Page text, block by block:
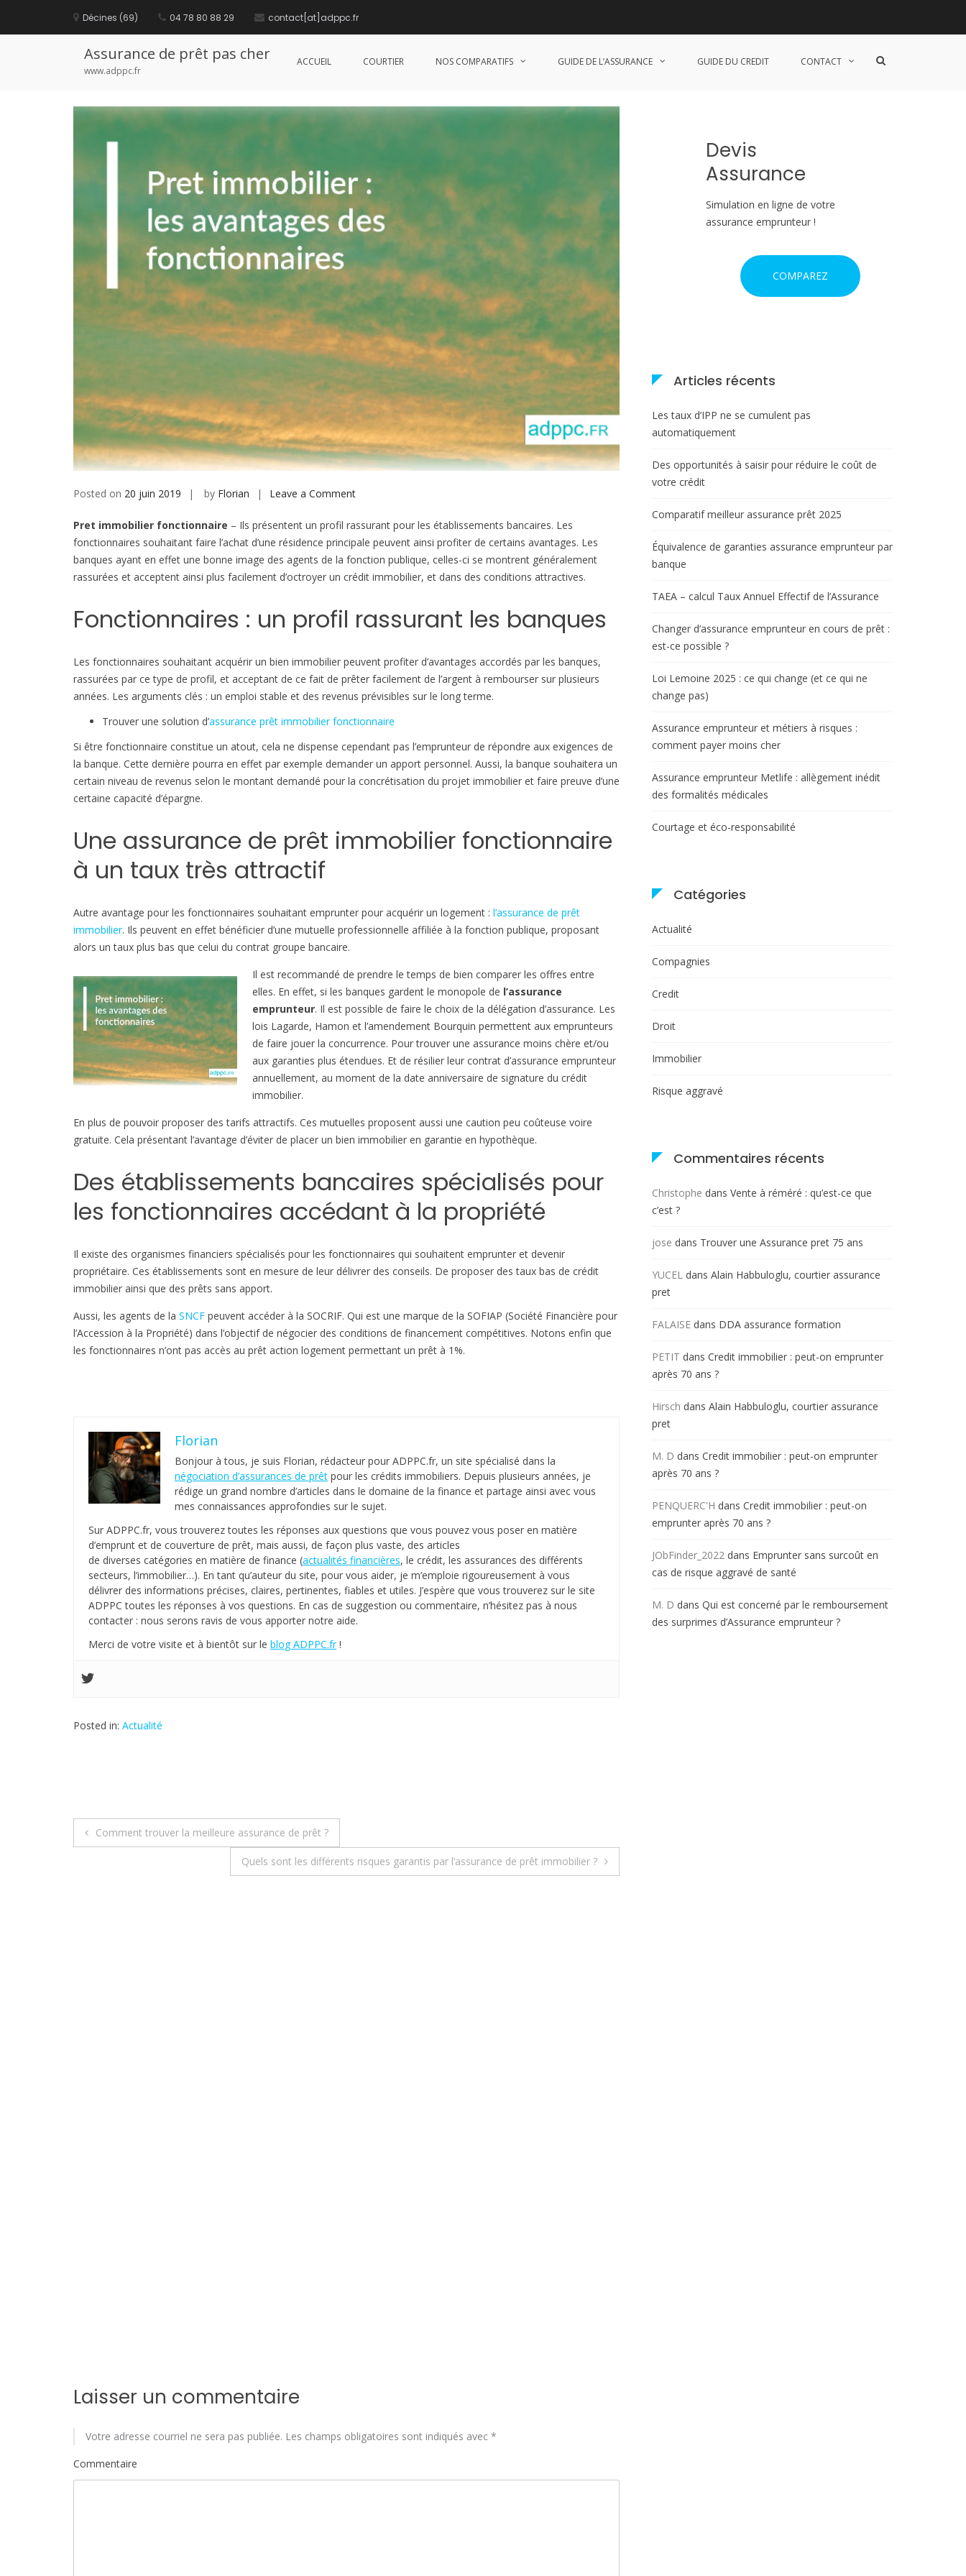
i
Décines (69) 04 78 80 88 29 contact[at]adppc.fr
Assurance de prêt pas cher
www.adppc.fr
ACCUEIL COURTIER NOS COMPARATIFS GUIDE DE L’ASSURANCE GUIDE DU CREDIT CONTACT
S
Pret immobilier : les avantages des fonctionnaires
Posted on 20 juin 2019 by Florian Leave a Comment
P
r
e
t
m
m
b
i
l
i
r
s
t
e
s
d
e
s
f
o
n
a
r
e
Pret immobilier fonctionnaire – Ils présentent un profil rassurant pour les établissements bancaires. Les
fonctionnaires souhaitant faire l’achat d’une résidence principale peuvent ainsi profiter de certains avantages. Les
banques ayant en effet une bonne image des agents de la fonction publique, celles-ci se montrent généralement
rassurées et acceptent ainsi plus facilement d’octroyer un crédit immobilier, et dans des conditions attractives.
Fonctionnaires : un profil rassurant les banques
Les fonctionnaires souhaitant acquérir un bien immobilier peuvent profiter d’avantages accordés par les banques,
rassurées par ce type de profil, et acceptant de ce fait de prêter facilement de l’argent à rembourser sur plusieurs
années. Les arguments clés : un emploi stable et des revenus prévisibles sur le long terme.
Trouver une solution d’assurance prêt immobilier fonctionnaire
Si être fonctionnaire constitue un atout, cela ne dispense cependant pas l’emprunteur de répondre aux exigences de
la banque. Cette dernière pourra en effet par exemple demander un apport personnel. Aussi, la banque souhaitera un
certain niveau de revenus selon le montant demandé pour la concrétisation du projet immobilier et faire preuve d’une
certaine capacité d’épargne.
Une assurance de prêt immobilier fonctionnaire
à un taux très attractif
Autre avantage pour les fonctionnaires souhaitant emprunter pour acquérir un logement : l’assurance de prêt
immobilier. Ils peuvent en effet bénéficier d’une mutuelle professionnelle affiliée à la fonction publique, proposant
alors un taux plus bas que celui du contrat groupe bancaire.
Il est recommandé de prendre le temps de bien comparer les offres entre
elles. En effet, si les banques gardent le monopole de l’assurance
emprunteur. Il est possible de faire le choix de la délégation d’assurance. Les
lois Lagarde, Hamon et l’amendement Bourquin permettent aux emprunteurs
de faire jouer la concurrence. Pour trouver une assurance moins chère et/ou
aux garanties plus étendues. Et de résilier leur contrat d’assurance emprunteur
annuellement, au moment de la date anniversaire de signature du crédit
immobilier.
En plus de pouvoir proposer des tarifs attractifs. Ces mutuelles proposent aussi une caution peu coûteuse voire
gratuite. Cela présentant l’avantage d’éviter de placer un bien immobilier en garantie en hypothèque.
Des établissements bancaires spécialisés pour
les fonctionnaires accédant à la propriété
Il existe des organismes financiers spécialisés pour les fonctionnaires qui souhaitent emprunter et devenir
propriétaire. Ces établissements sont en mesure de leur délivrer des conseils. De proposer des taux bas de crédit
immobilier ainsi que des prêts sans apport.
Aussi, les agents de la SNCF peuvent accéder à la SOCRIF. Qui est une marque de la SOFIAP (Société Financière pour
l’Accession à la Propriété) dans l’objectif de négocier des conditions de financement compétitives. Notons enfin que
les fonctionnaires n’ont pas accès au prêt action logement permettant un prêt à 1%.
Florian
Bonjour à tous, je suis Florian, rédacteur pour ADPPC.fr, un site spécialisé dans la
négociation d’assurances de prêt pour les crédits immobiliers. Depuis plusieurs années, je
rédige un grand nombre d’articles dans le domaine de la finance et partage ainsi avec vous
mes connaissances approfondies sur le sujet.
Sur ADPPC.fr, vous trouverez toutes les réponses aux questions que vous pouvez vous poser en matière
d’emprunt et de couverture de prêt, mais aussi, de façon plus vaste, des articles
de diverses catégories en matière de finance (actualités financières, le crédit, les assurances des différents
secteurs, l’immobilier…). En tant qu’auteur du site, pour vous aider, je m’emploie rigoureusement à vous
délivrer des informations précises, claires, pertinentes, fiables et utiles. J’espère que vous trouverez sur le site
ADPPC toutes les réponses à vos questions. En cas de suggestion ou commentaire, n’hésitez pas à nous
contacter : nous serons ravis de vous apporter notre aide.
Merci de votre visite et à bientôt sur le blog ADPPC.fr!
Posted in: Actualité
N
c
l
e
Comment trouver la meilleure assurance de prêt ?
Quels sont les différents risques garantis par l’assurance de prêt immobilier ?
Laisser un commentaire
Votre adresse courriel ne sera pas publiée. Les champs obligatoires sont indiqués avec *
Commentaire
Devis
Assurance
Simulation en ligne de votre
assurance emprunteur !
COMPAREZ
Articles récents
Les taux d’IPP ne se cumulent pas
automatiquement
Des opportunités à saisir pour réduire le coût de
votre crédit
Comparatif meilleur assurance prêt 2025
Équivalence de garanties assurance emprunteur par
banque
TAEA – calcul Taux Annuel Effectif de l’Assurance
Changer d’assurance emprunteur en cours de prêt :
est-ce possible ?
Loi Lemoine 2025 : ce qui change (et ce qui ne
change pas)
Assurance emprunteur et métiers à risques :
comment payer moins cher
Assurance emprunteur Metlife : allègement inédit
des formalités médicales
Courtage et éco-responsabilité
Catégories
Actualité
Compagnies
Credit
Droit
Immobilier
Risque aggravé
Commentaires récents
Christophe dans Vente à réméré : qu’est-ce que
c’est ?
jose dans Trouver une Assurance pret 75 ans
YUCEL dans Alain Habbuloglu, courtier assurance
pret
FALAISE dans DDA assurance formation
PETIT dans Credit immobilier : peut-on emprunter
après 70 ans ?
Hirsch dans Alain Habbuloglu, courtier assurance
pret
M. D dans Credit immobilier : peut-on emprunter
après 70 ans ?
PENQUERC'H dans Credit immobilier : peut-on
emprunter après 70 ans ?
JObFinder_2022 dans Emprunter sans surcoût en
cas de risque aggravé de santé
M. D dans Qui est concerné par le remboursement
des surprimes d’Assurance emprunteur ?